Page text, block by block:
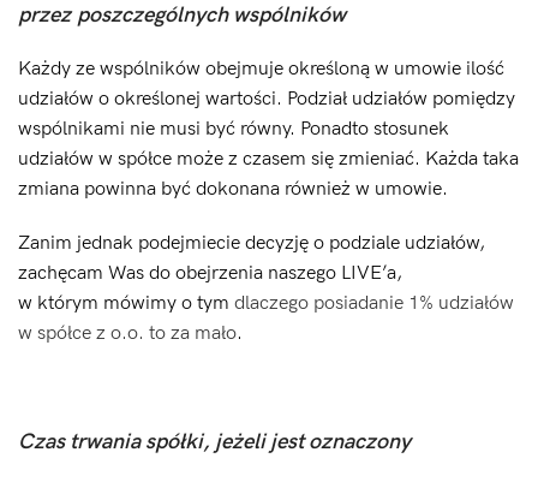
przez poszczególnych wspólników
Każdy ze wspólników obejmuje określoną w umowie ilość
udziałów o określonej wartości. Podział udziałów pomiędzy
wspólnikami nie musi być równy. Ponadto stosunek
udziałów w spółce może z czasem się zmieniać. Każda taka
zmiana powinna być dokonana również w umowie.
Zanim jednak podejmiecie decyzję o podziale udziałów,
zachęcam Was do obejrzenia naszego LIVE’a,
w którym mówimy o tym dlaczego posiadanie 1% udziałów
w spółce z o.o. to za mało.
Czas trwania spółki, jeżeli jest oznaczony